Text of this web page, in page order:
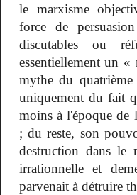
le marxisme
force de
discutables ou
essentiellement un
mythe du
uniquement du fait
moins à l'époque de
; du reste, son
destruction dans le
irrationnelle et
parvenait à détruire